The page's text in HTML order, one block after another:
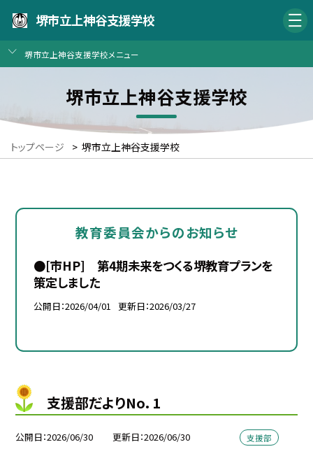
堺市立上神谷支援学校
堺市立上神谷支援学校メニュー
堺市立上神谷支援学校
トップページ > 堺市立上神谷支援学校
教育委員会からのお知らせ
●[市HP] 第4期未来をつくる堺教育プランを
策定しました
公開日 2026/04/01 更新日 2026/03/27
支援部だよりNo．1
公開日 2026/06/30 更新日 2026/06/30 支援部